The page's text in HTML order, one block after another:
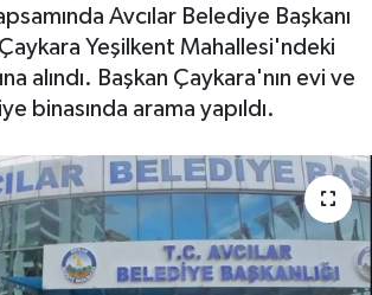
Avcılar Belediye Başkanı
Yeşilkent Mahallesi'ndeki
alındı. Başkan Çaykara'nın evi ve
binasında arama yapıldı.